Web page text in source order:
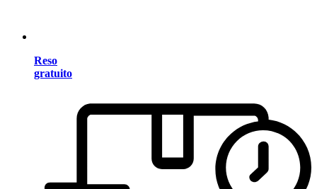
Reso
gratuito